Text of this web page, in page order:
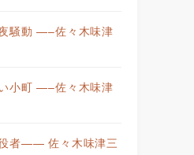
騒動 —–佐々木味津
小町 —–佐々木味津
者—— 佐々木味津三